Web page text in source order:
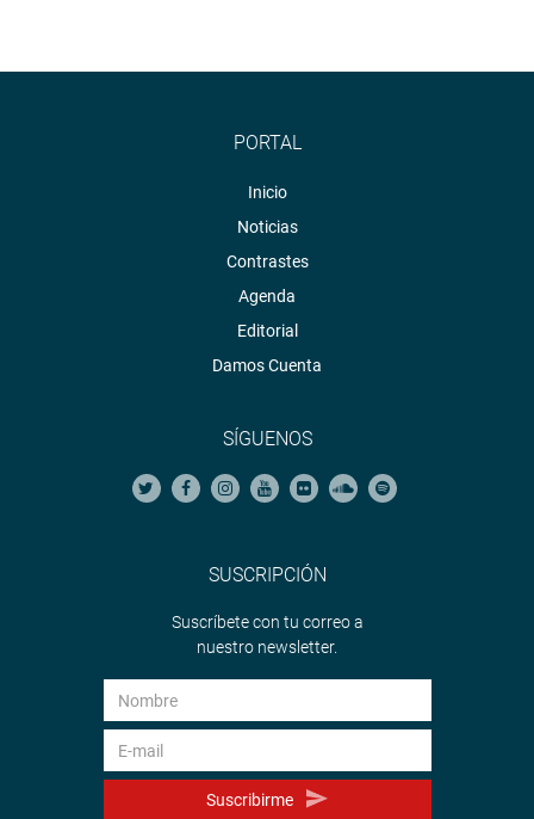
PORTAL
Inicio
Noticias
Contrastes
Agenda
Editorial
Damos Cuenta
SÍGUENOS
SUSCRIPCIÓN
Suscríbete con tu correo a
nuestro newsletter.
Suscribirme